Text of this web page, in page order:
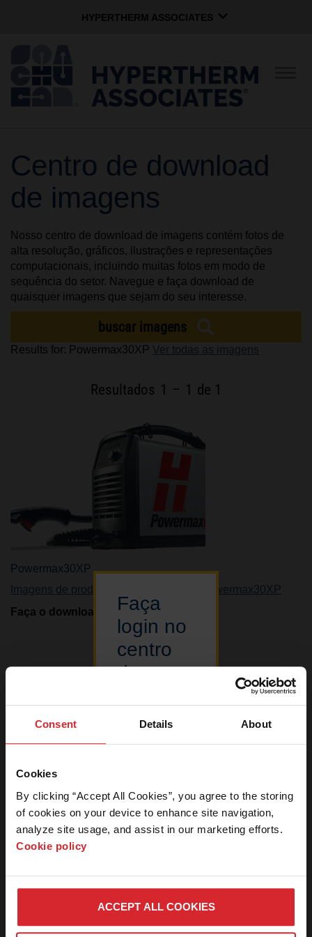
Consent Details About
Cookies
By clicking “Accept All Cookies”, you agree to the storing
of cookies on your device to enhance site navigation,
analyze site usage, and assist in our marketing efforts.
Cookie policy
ACCEPT ALL COOKIES
HYPERTHERM ASSOCIATES
Plasma Hypertherm
Jato de água OMAX
EMPRESA
CULTURA
COMUNIDADE
MARCAS
CARREIRAS
Centro de download
de imagens
Nosso centro de download de imagens contém fotos de
alta resolução, gráficos, ilustrações e representações
computacionais, incluindo muitas fotos em modo de
sequência do setor. Navegue e faça download de
quaisquer imagens que sejam do seu interesse.
buscar imagens
Results for: Powermax30XP Ver todas as imagens
Resultados 1 – 1 de 1
Powermax30XP
Imagens de produtos
Powermax30XP
Faça o download agora1.43mb
Resultados1–1de 1
Sala de notícias
Comunicados à imprensa
Kits de mídia
Perguntas da imprensa
Faça
login no
centro
de
é restrita a
membros da
imprensa de
imprensa e
precisar de
uma senha,